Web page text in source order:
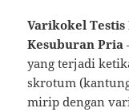
Varikokel
Kesuburan Pria
yang terjadi
skrotum
mirip dengan